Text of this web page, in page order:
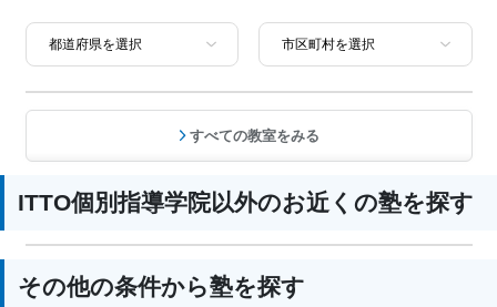
国語、算数、数学、理科、社会、英語
すべての教室をみる
ITTO個別指導学院以外のお近くの塾を探す
その他の条件から塾を探す